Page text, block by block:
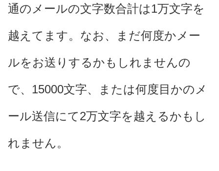
通のメールの文字数合計は1万文字を
越えてます。なお、まだ何度かメー
ルをお送りするかもしれませんの
で、15000文字、または何度目かのメ
ール送信にて2万文字を越えるかもし
れません。